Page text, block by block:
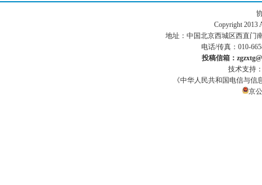
Copyright 2013
地址：中国北京西城区西直门
电话/传真：010-
投稿信箱：
技术支持
《中华人民共和国电信与
京